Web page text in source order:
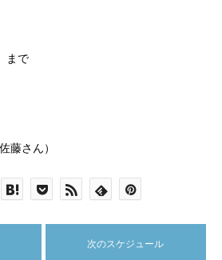
まで
藤さん）
次のスケジュール